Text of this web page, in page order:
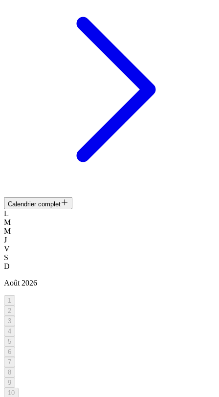
Calendrier complet
L
M
M
J
V
S
D
Août 2026
1
2
3
4
5
6
7
8
9
10